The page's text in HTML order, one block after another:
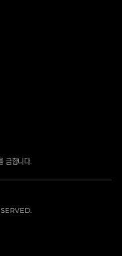
금합니다.